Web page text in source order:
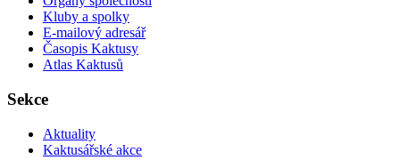
Kluby a spolky
E-mailový adresář
Časopis Kaktusy
Atlas Kaktusů
Sekce
Aktuality
Kaktusářské akce